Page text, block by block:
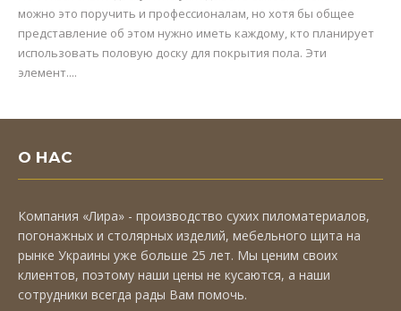
можно это поручить и профессионалам, но хотя бы общее
представление об этом нужно иметь каждому, кто планирует
использовать половую доску для покрытия пола. Эти
элемент....
О НАС
Компания «Лира» - производство сухих пиломатериалов,
погонажных и столярных изделий, мебельного щита на
рынке Украины уже больше 25 лет. Мы ценим своих
клиентов, поэтому наши цены не кусаются, а наши
сотрудники всегда рады Вам помочь.